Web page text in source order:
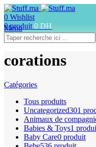
0 Wishlist
0produit 0 DH
Menu
corations
Catégories
Tous produits
Uncategorized301
Animaux de
Babies & Toys1
Baby Care0 produit